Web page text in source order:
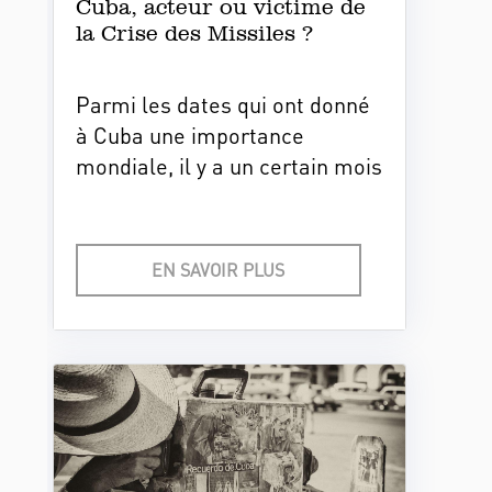
Burton, ces entreprises
américaines de Cuba avant
à La Havane.
Cuba, acteur ou victime de
la Crise des Missiles ?
Parmi les dates qui ont donné
à Cuba une importance
mondiale, il y a un certain mois
île au coeur d’une des crises
internationales les plus
EN SAVOIR PLUS